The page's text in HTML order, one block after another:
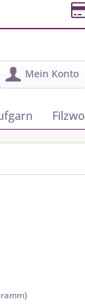
Mein Konto